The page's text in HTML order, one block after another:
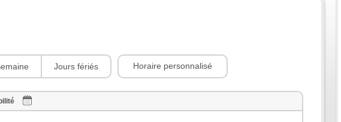
Jours fériés Horaire personnalisé